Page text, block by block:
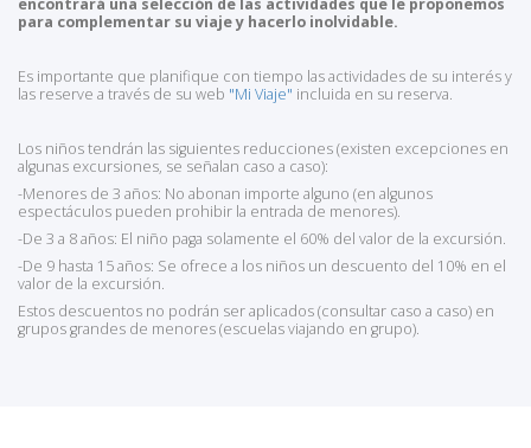
encontrará una selección de las actividades que le proponemos
para complementar su viaje y hacerlo inolvidable.
Es importante que planifique con tiempo las actividades de su interés y
las reserve a través de su web "Mi Viaje" incluida en su reserva.
Los niños tendrán las siguientes reducciones (existen excepciones en
algunas excursiones, se señalan caso a caso):
-Menores de 3 años: No abonan importe alguno (en algunos
espectáculos pueden prohibir la entrada de menores).
-De 3 a 8 años: El niño paga solamente el 60% del valor de la excursión.
-De 9 hasta 15 años: Se ofrece a los niños un descuento del 10% en el
valor de la excursión.
Estos descuentos no podrán ser aplicados (consultar caso a caso) en
grupos grandes de menores (escuelas viajando en grupo).